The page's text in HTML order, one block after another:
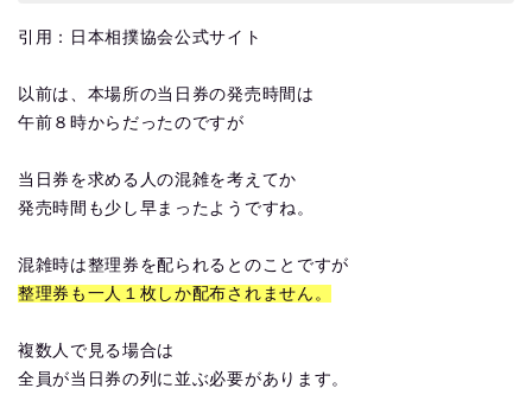
引用：日本相撲協会公式サイト
以前は、本場所の当日券の発売時間は
午前８時からだったのですが
当日券を求める人の混雑を考えてか
発売時間も少し早まったようですね。
混雑時は整理券を配られるとのことですが
整理券も一人１枚しか配布されません。
複数人で見る場合は
全員が当日券の列に並ぶ必要があります。